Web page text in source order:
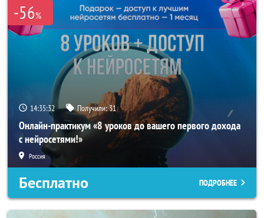
-56%
14:35:29 Получили:31
Онлайн-практикум «8 уроков до вашего первого дохода
с нейросетями!»
Россия
Бесплатно ПОДРОБНЕЕ